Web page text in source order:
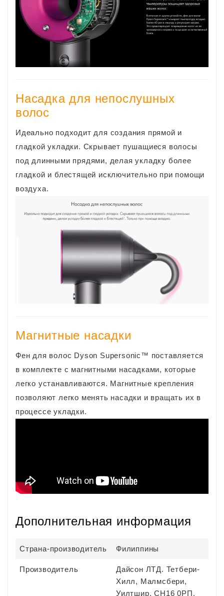
Насадка для непослушных
волос
Идеально подходит для создания прямой и
гладкой укладки. Скрывает пушащиеся волосы
под длинными прядями, делая укладку более
гладкой и блестящей исключительно при помощи
воздуха.
Магнитные насадки
Фен для волос Dyson Supersonic™ поставляется
в комплекте с магнитными насадками, которые
легко устанавливаются. Магнитные крепления
позволяют легко менять насадки и вращать их в
процессе укладки.
Дополнительная информация
Страна-производитель Филиппины
Производитель
Дайсон ЛТД. Тетбери-
Хилл, Малмсбери,
Уилтшир, СН16 0РП,